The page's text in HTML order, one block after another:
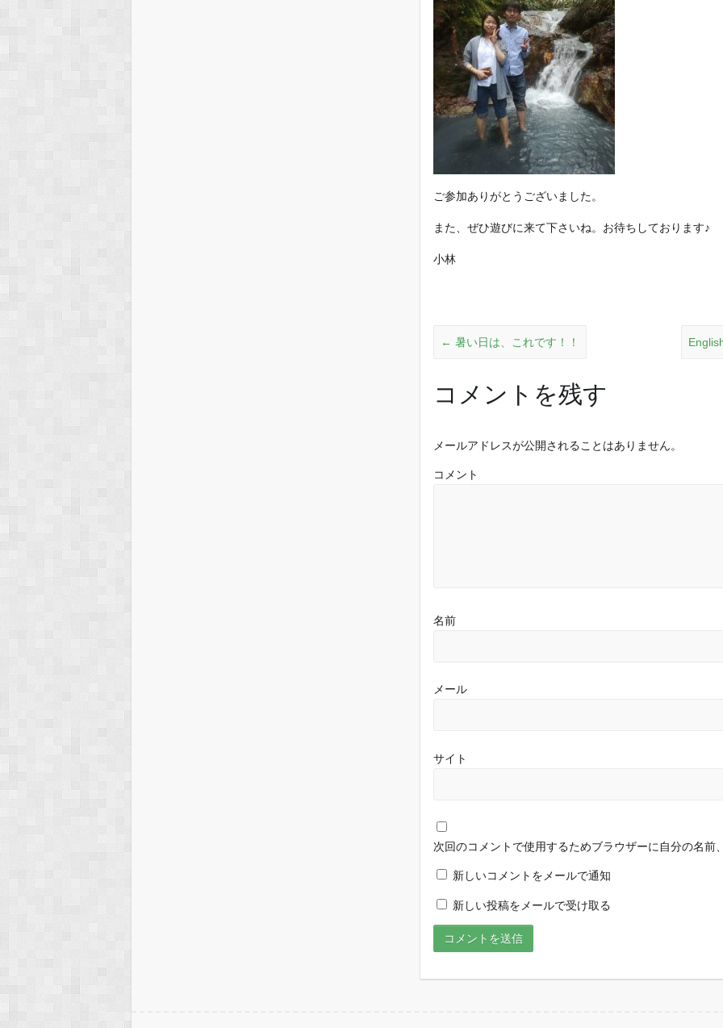
ご参加ありがとうございました。
また、ぜひ遊びに来て下さいね。お待ちしております♪
小林
← 暑い日は、これです！！
コメントを残す
メールアドレスが公開されることはありません。
コメント
名前
メール
サイト
次回のコメントで使用するためブラウザーに自分の名前
新しいコメントをメールで通知
新しい投稿をメールで受け取る